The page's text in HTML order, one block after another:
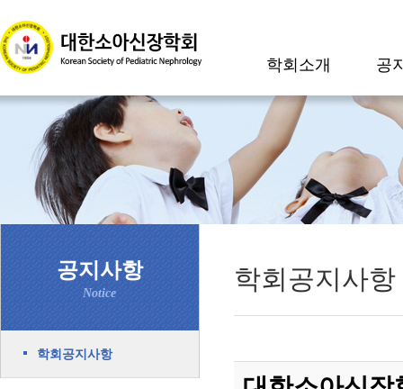
학회소개 공
공지사항
Notice
학회공지사항
학회공지사항